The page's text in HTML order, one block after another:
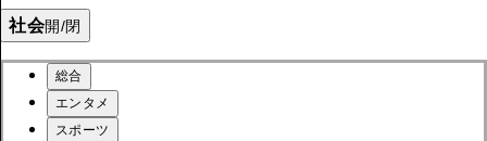
社会開/閉
総合
エンタメ
スポーツ